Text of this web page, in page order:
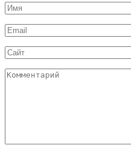
Имя
*
Email
*
Сайт
Комментарий